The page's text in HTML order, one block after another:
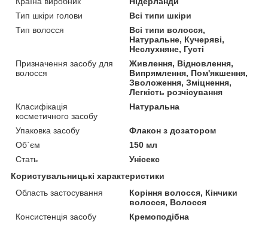
Тип шкіри голови
Всі типи шкіри
Тип волосся
Всі типи волосся,
Натуральне, Кучеряві,
Неслухняне, Густі
Призначення засобу для
волосся
Живлення, Відновлення,
Випрямлення, Пом'якшення,
Зволоження, Зміцнення,
Легкість розчісування
Класифікація
косметичного засобу
Натуральна
Упаковка засобу
Флакон з дозатором
Об`єм
150 мл
Стать
Унісекс
Користувальницькі характеристики
Область застосування
Коріння волосся, Кінчики
волосся, Волосся
Консистенція засобу
Кремоподібна